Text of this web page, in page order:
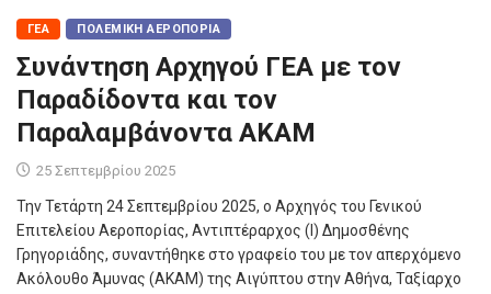
ΓΕΑ ΠΟΛΕΜΙΚΉ ΑΕΡΟΠΟΡΊΑ
Συνάντηση Αρχηγού ΓΕΑ με τον
Παραδίδοντα και τον
Παραλαμβάνοντα ΑΚΑΜ
25 Σεπτεμβρίου 2025
Την Τετάρτη 24 Σεπτεμβρίου 2025, ο Αρχηγός του Γενικού
Επιτελείου Αεροπορίας, Αντιπτέραρχος (Ι) Δημοσθένης
Γρηγοριάδης, συναντήθηκε στο γραφείο του με τον απερχόμενο
Ακόλουθο Άμυνας (ΑΚΑΜ) της Αιγύπτου στην Αθήνα, Ταξίαρχο